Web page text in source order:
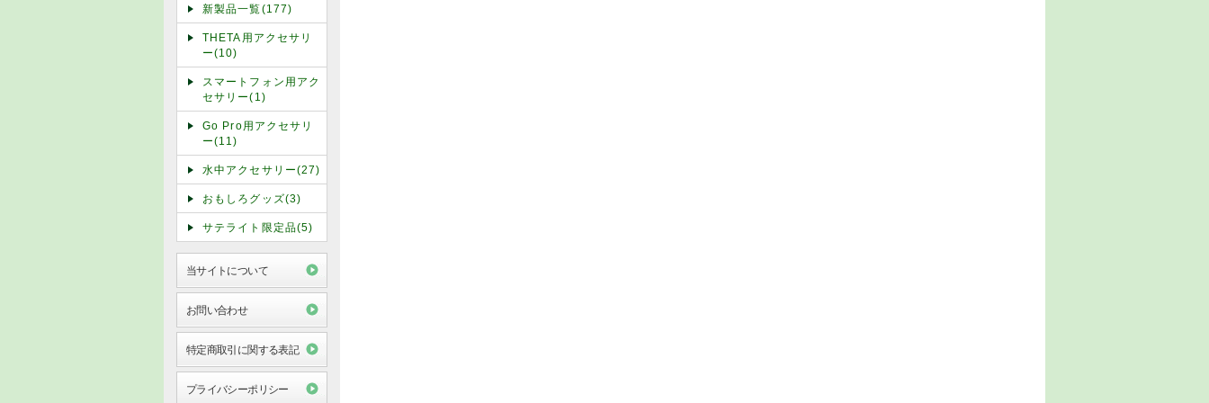
新製品一覧(177)
THETA用アクセサリ
ー(10)
スマートフォン用アク
セサリー(1)
Go Pro用アクセサリ
ー(11)
水中アクセサリー(27)
おもしろグッズ(3)
サテライト限定品(5)
当サイトについて
お問い合わせ
特定商取引に関する表記
プライバシーポリシー